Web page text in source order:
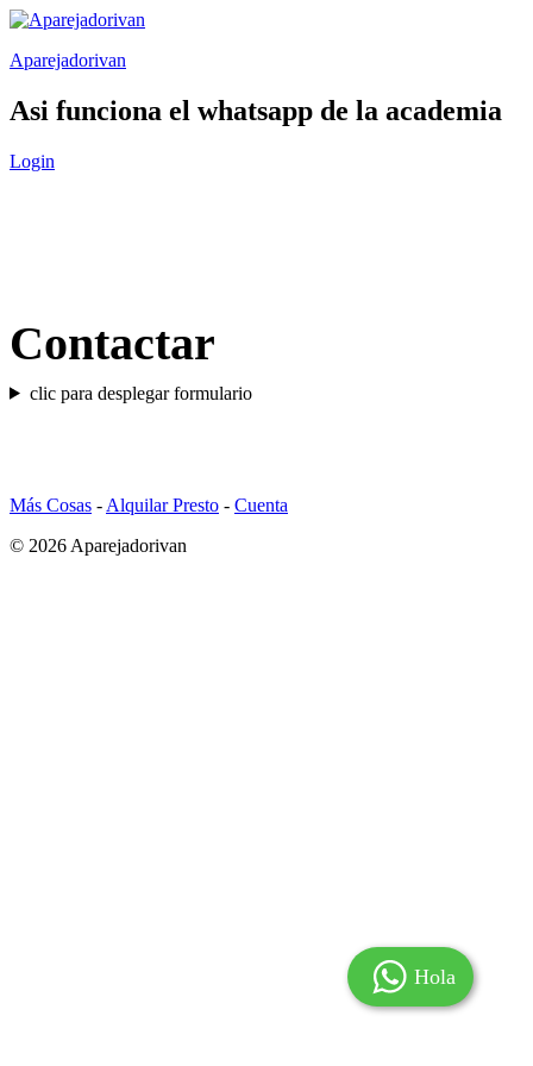
Saltar
contenido
Aparejadorivan
Asi funciona el whatsapp de la academia
Login
Contactar
clic para desplegar formulario
Más Cosas - Alquilar Presto - Cuenta
© 2026 Aparejadorivan
Hola